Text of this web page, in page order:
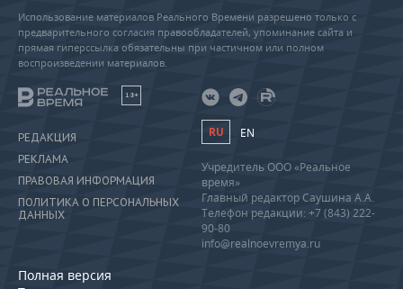
Использование материалов Реального Времени разрешено только с
предварительного согласия правообладателей, упоминание сайта и
прямая гиперссылка обязательны при частичном или полном
воспроизведении материалов.
18+
РЕДАКЦИЯ
РЕКЛАМА
ПРАВОВАЯ ИНФОРМАЦИЯ
ПОЛИТИКА О ПЕРСОНАЛЬНЫХ
ДАННЫХ
Полная версия
RU EN
Учредитель ООО «Реальное
время»
Главный редактор Саушина А.А.
Телефон редакции: +7 (843) 222-
90-80
info@realnoevremya.ru